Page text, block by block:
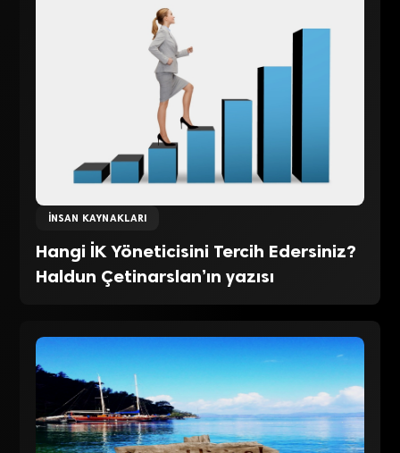
İNSAN KAYNAKLARI
Hangi İK Yöneticisini Tercih Edersiniz?
Haldun Çetinarslan’ın yazısı